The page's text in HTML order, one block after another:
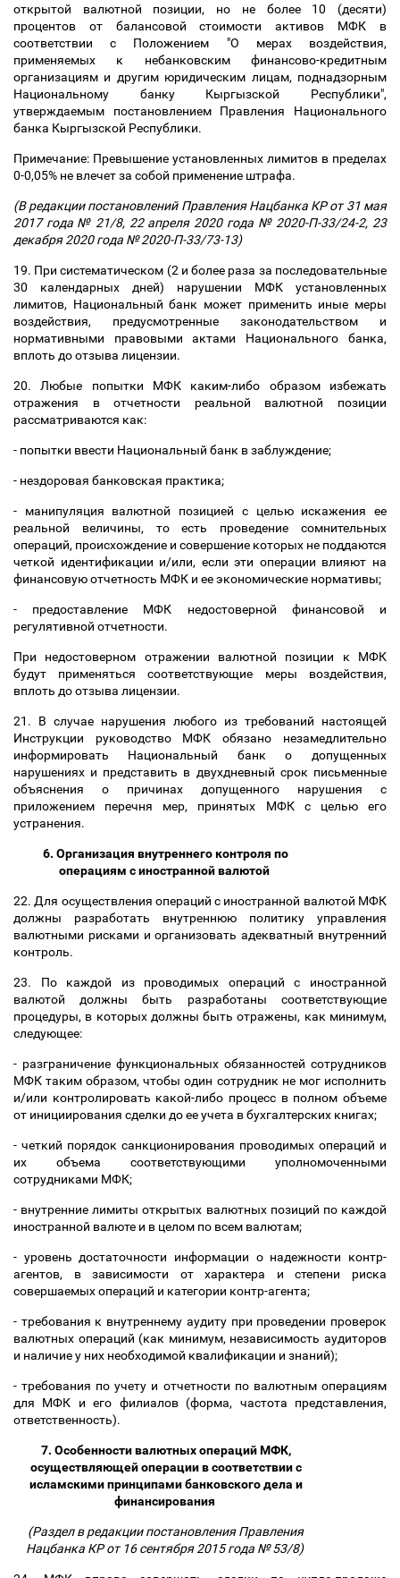
открытой валютной позиции, но не более 10 (десяти)
процентов от балансовой стоимости активов МФК в
соответствии с Положением "О мерах воздействия,
применяемых к небанковским финансово-кредитным
организациям и другим юридическим лицам, поднадзорным
Национальному банку Кыргызской Республики",
утверждаемым постановлением Правления Национального
банка Кыргызской Республики.
Примечание: Превышение установленных лимитов в пределах
0-0,05% не влечет за собой применение штрафа.
(В редакции постановлений Правления Нацбанка КР от 31 мая
2017 года № 21/8, 22 апреля 2020 года № 2020-П-33/24-2, 23
декабря 2020 года № 2020-П-33/73-13)
19. При систематическом (2 и более раза за последовательные
30 календарных дней) нарушении МФК установленных
лимитов, Национальный банк может применить иные меры
воздействия, предусмотренные законодательством и
нормативными правовыми актами Национального банка,
вплоть до отзыва лицензии.
20. Любые попытки МФК каким-либо образом избежать
отражения в отчетности реальной валютной позиции
рассматриваются как:
- попытки ввести Национальный банк в заблуждение;
- нездоровая банковская практика;
- манипуляция валютной позицией с целью искажения ее
реальной величины, то есть проведение сомнительных
операций, происхождение и совершение которых не поддаются
четкой идентификации и/или, если эти операции влияют на
финансовую отчетность МФК и ее экономические нормативы;
- предоставление МФК недостоверной финансовой и
регулятивной отчетности.
При недостоверном отражении валютной позиции к МФК
будут применяться соответствующие меры воздействия,
вплоть до отзыва лицензии.
21. В случае нарушения любого из требований настоящей
Инструкции руководство МФК обязано незамедлительно
информировать Национальный банк о допущенных
нарушениях и представить в двухдневный срок письменные
объяснения о причинах допущенного нарушения с
приложением перечня мер, принятых МФК с целью его
устранения.
6. Организация внутреннего контроля по
операциям с иностранной валютой
22. Для осуществления операций с иностранной валютой МФК
должны разработать внутреннюю политику управления
валютными рисками и организовать адекватный внутренний
контроль.
23. По каждой из проводимых операций с иностранной
валютой должны быть разработаны соответствующие
процедуры, в которых должны быть отражены, как минимум,
следующее:
- разграничение функциональных обязанностей сотрудников
МФК таким образом, чтобы один сотрудник не мог исполнить
и/или контролировать какой-либо процесс в полном объеме
от инициирования сделки до ее учета в бухгалтерских книгах;
- четкий порядок санкционирования проводимых операций и
их объема соответствующими уполномоченными
сотрудниками МФК;
- внутренние лимиты открытых валютных позиций по каждой
иностранной валюте и в целом по всем валютам;
- уровень достаточности информации о надежности контр-
агентов, в зависимости от характера и степени риска
совершаемых операций и категории контр-агента;
- требования к внутреннему аудиту при проведении проверок
валютных операций (как минимум, независимость аудиторов
и наличие у них необходимой квалификации и знаний);
- требования по учету и отчетности по валютным операциям
для МФК и его филиалов (форма, частота представления,
ответственность).
7. Особенности валютных операций МФК,
осуществляющей операции в соответствии с
исламскими принципами банковского дела и
финансирования
(Раздел в редакции постановления Правления
Нацбанка КР от 16 сентября 2015 года № 53/8)